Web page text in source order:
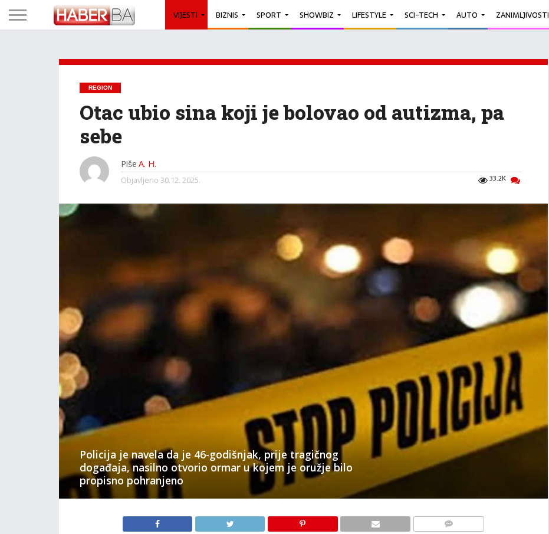
VIJESTI BIZNIS SPORT SHOWBIZ LIFESTYLE SCI-TECH AUTO ZANIMLJIVOSTI
REGION
Otac ubio sina koji je bolovao od autizma, pa
sebe
Piše A. H.
33.2K
Objavljeno 30.12. 2025.
Policija je navela da je 46-godišnjak, prije tragičnog
događaja, nasilno otvorio ormar u kojem je oružje bilo
propisno pohranjeno